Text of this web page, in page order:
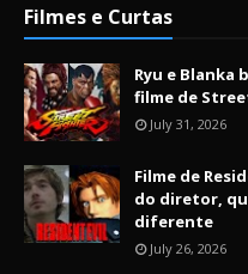
Filmes e Curtas
Ryu e Blanka
filme de
July 31, 2026
Filme de
do diretor,
diferente
July 26, 2026